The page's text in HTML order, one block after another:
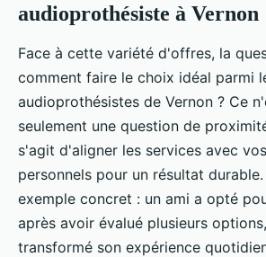
audioprothésiste à Vernon
Face à cette variété d'offres, la
comment faire le choix idéal parmi
audioprothésistes de Vernon ? Ce
seulement une question de
s'agit d'aligner les services avec
personnels pour un résultat
exemple concret : un ami a opté
après avoir évalué plusieurs
transformé son expérience